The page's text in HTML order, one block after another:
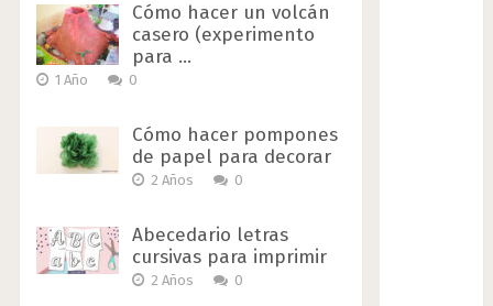
Cómo hacer un volcán
casero (experimento
para …
1 Año 0
Cómo hacer pompones
de papel para decorar
2 Años 0
Abecedario letras
cursivas para imprimir
2 Años 0